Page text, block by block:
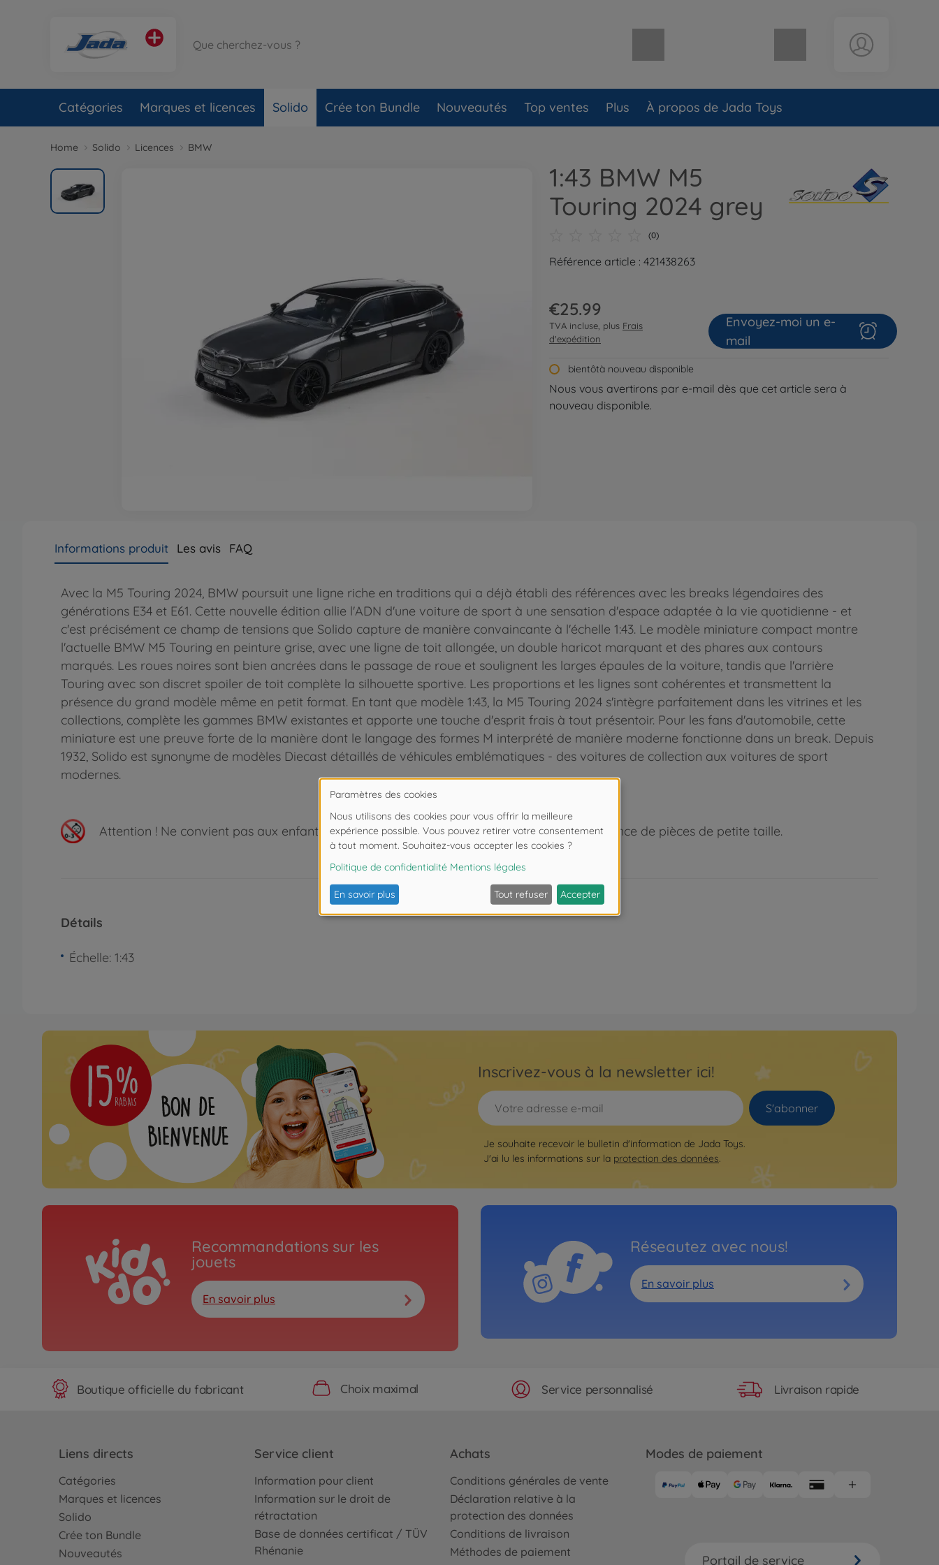
Catégories Marques et licences Solido Crée ton Bundle Nouveautés Top ventes Plus À propos de Jada Toys
Home Solido Licences BMW
1:43 BMW M5
Touring 2024 grey
(0)
Référence article : 421438263
€25.99
TVA incluse, plus Frais
d'expédition
bientôtà nouveau disponible
Nous vous avertirons par e-mail dès que cet article sera à
nouveau disponible.
Envoyez-moi un e-
mail
Informations produit Les avis FAQ
Avec la M5 Touring 2024, BMW poursuit une ligne riche en traditions qui a déjà établi des références avec les breaks légendaires des
générations E34 et E61. Cette nouvelle édition allie l'ADN d'une voiture de sport à une sensation d'espace adaptée à la vie quotidienne - et
c'est précisément ce champ de tensions que Solido capture de manière convaincante à l'échelle 1:43. Le modèle miniature compact montre
l'actuelle BMW M5 Touring en peinture grise, avec une ligne de toit allongée, un double haricot marquant et des phares aux contours
marqués. Les roues noires sont bien ancrées dans le passage de roue et soulignent les larges épaules de la voiture, tandis que l'arrière
Touring avec son discret spoiler de toit complète la silhouette sportive. Les proportions et les lignes sont cohérentes et transmettent la
présence du grand modèle même en petit format. En tant que modèle 1:43, la M5 Touring 2024 s'intègre parfaitement dans les vitrines et les
collections, complète les gammes BMW existantes et apporte une touche d'esprit frais à tout présentoir. Pour les fans d'automobile, cette
miniature est une preuve forte de la manière dont le langage des formes M interprété de manière moderne fonctionne dans un break. Depuis
1932, Solido est synonyme de modèles Diecast détaillés de véhicules emblématiques - des voitures de collection aux voitures de sport
modernes.
Attention ! Ne convient pas aux enfants de moins de 3 ans. Risque d'asphyxie lié à la présence de pièces de petite taille.
Détails
Échelle: 1:43
Inscrivez-vous à la newsletter ici!
S'abonner
Je souhaite recevoir le bulletin d'information de Jada Toys.
J'ai lu les informations sur la protection des données.
Recommandations sur les
jouets
En savoir plus
Réseautez avec nous!
En savoir plus
Boutique officielle du fabricant Choix maximal Service personnalisé Livraison rapide
Liens directs
Catégories
Marques et licences
Solido
Crée ton Bundle
Nouveautés
Service client
Information pour client
Information sur le droit de
rétractation
Base de données certificat / TÜV
Rhénanie
Achats
Conditions générales de vente
Déclaration relative à la
protection des données
Conditions de livraison
Méthodes de paiement
Modes de paiement
Portail de service